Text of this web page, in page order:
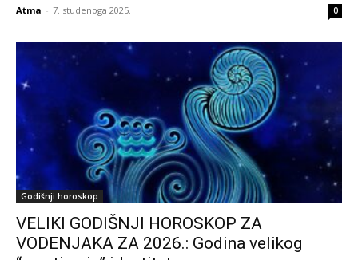
Atma - 7. studenoga 2025. 0
Godišnji horoskop
VELIKI GODIŠNJI HOROSKOP ZA
VODENJAKA ZA 2026.: Godina velikog